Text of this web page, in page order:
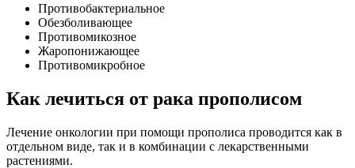
Противобактериальное
Обезболивающее
Противомикозное
Жаропонижающее
Противомикробное
Как лечиться от рака прополисом
Лечение онкологии при помощи прополиса проводится как в
отдельном виде, так и в комбинации с лекарственными
растениями.